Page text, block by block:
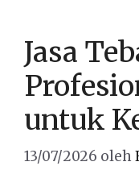
Jasa
untuk
13/07/2026 oleh